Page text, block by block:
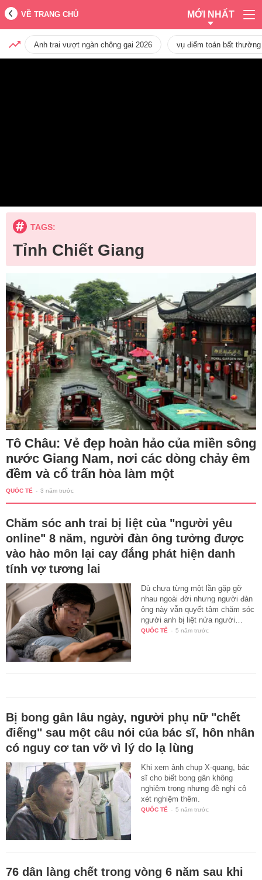
VỀ TRANG CHỦ MỚI NHẤT
Anh trai vượt ngàn chông gai 2026 vụ điểm toán bất
TAGS:
Tỉnh Chiết Giang
Tô Châu: Vẻ đẹp hoàn hảo của miền sông
nước Giang Nam, nơi các dòng chảy êm
đềm và cổ trấn hòa làm một
QUỐC TẾ - 3 năm trước
Chăm sóc anh trai bị liệt của "người yêu
online" 8 năm, người đàn ông tưởng được
vào hào môn lại cay đắng phát hiện danh
tính vợ tương lai
Dù chưa từng một lần gặp gỡ
nhau ngoài đời nhưng người đàn
ông này vẫn quyết tâm chăm sóc
người anh bị liệt nửa người…
QUỐC TẾ - 5 năm trước
Bị bong gân lâu ngày, người phụ nữ "chết
điếng" sau một câu nói của bác sĩ, hôn nhân
có nguy cơ tan vỡ vì lý do lạ lùng
Khi xem ảnh chụp X-quang, bác
sĩ cho biết bong gân không
nghiêm trọng nhưng đề nghị cô
xét nghiệm thêm.
QUỐC TẾ - 5 năm trước
76 dân làng chết trong vòng 6 năm sau khi